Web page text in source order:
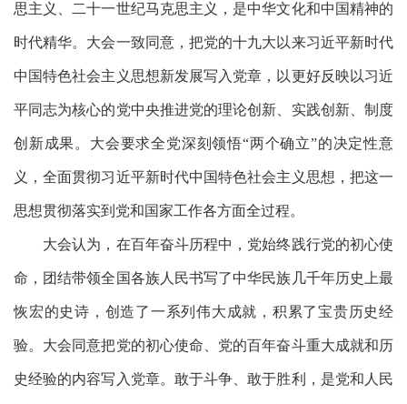
思主义、二十一世纪马克思主义，是中华文化和中国精神的
时代精华。大会一致同意，把党的十九大以来习近平新时代
中国特色社会主义思想新发展写入党章，以更好反映以习近
平同志为核心的党中央推进党的理论创新、实践创新、制度
创新成果。大会要求全党深刻领悟“两个确立”的决定性意
义，全面贯彻习近平新时代中国特色社会主义思想，把这一
思想贯彻落实到党和国家工作各方面全过程。
大会认为，在百年奋斗历程中，党始终践行党的初心使
命，团结带领全国各族人民书写了中华民族几千年历史上最
恢宏的史诗，创造了一系列伟大成就，积累了宝贵历史经
验。大会同意把党的初心使命、党的百年奋斗重大成就和历
史经验的内容写入党章。敢于斗争、敢于胜利，是党和人民